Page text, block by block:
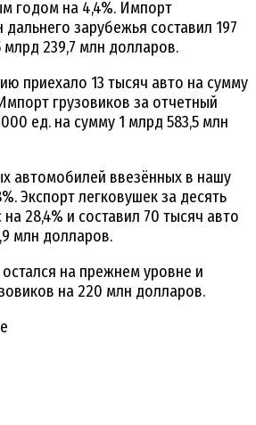
годом на 4,4%. Импорт
дальнего зарубежья составил 197
239,7 млн долларов.
приехало 13 тысяч авто на сумму
грузовиков за отчетный
ед. на сумму 1 млрд 583,5 млн
автомобилей ввезённых в нашу
Экспорт легковушек за десять
28,4% и составил 70 тысяч авто
млн долларов.
на прежнем уровне и
на 220 млн долларов.